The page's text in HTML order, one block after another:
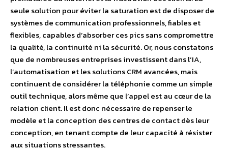
seule solution pour éviter la saturation est de disposer de
systèmes de communication professionnels, fiables et
flexibles, capables d’absorber ces pics sans compromettre
la qualité, la continuité ni la sécurité. Or, nous constatons
que de nombreuses entreprises investissent dans l’IA,
l’automatisation et les solutions CRM avancées, mais
continuent de considérer la téléphonie comme un simple
outil technique, alors même que l’appel est au cœur de la
relation client. Il est donc nécessaire de repenser le
modèle et la conception des centres de contact dès leur
conception, en tenant compte de leur capacité à résister
aux situations stressantes.